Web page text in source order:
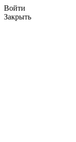
Войти
Закрыть